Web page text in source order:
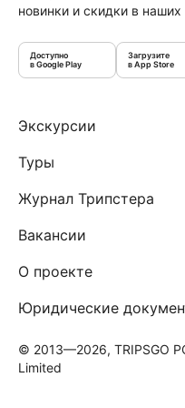
новинки и скидки в наших
Доступно
в Google Play
Загрузите
в App Store
Экскурсии
Туры
Журнал Трипстера
Вакансии
О проекте
Юридические
© 2013—2026, TRIPSGO
Limited